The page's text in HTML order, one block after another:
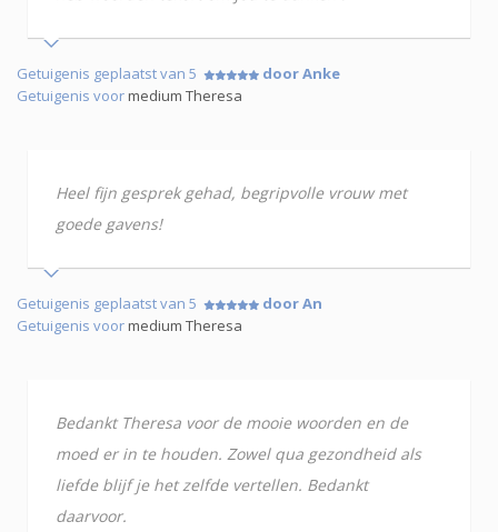
Getuigenis geplaatst van 5
door Anke
Getuigenis voormedium Theresa
Heel fijn gesprek gehad, begripvolle vrouw met
goede gavens!
Getuigenis geplaatst van 5
door An
Getuigenis voormedium Theresa
Bedankt Theresa voor de mooie woorden en de
moed er in te houden. Zowel qua gezondheid als
liefde blijf je het zelfde vertellen. Bedankt
daarvoor.